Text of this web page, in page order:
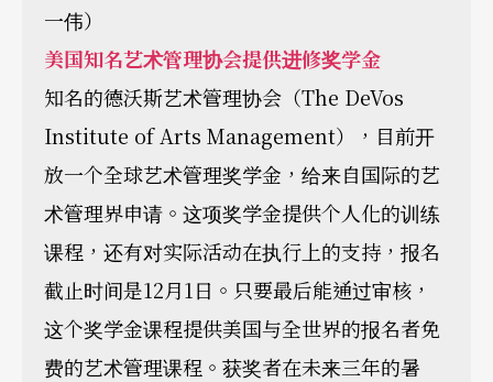
一伟）
美国知名艺术管理协会提供进修奖学金
知名的德沃斯艺术管理协会（The DeVos
Institute of Arts Management），目前开
放一个全球艺术管理奖学金，给来自国际的艺
术管理界申请。这项奖学金提供个人化的训练
课程，还有对实际活动在执行上的支持，报名
截止时间是12月1日。只要最后能通过审核，
这个奖学金课程提供美国与全世界的报名者免
费的艺术管理课程。获奖者在未来三年的暑